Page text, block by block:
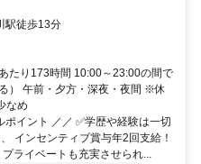
駅徒歩13分
たり173時間 10:00～23:00の間で
） 午前・夕方・深夜・夜間 ※休
なめ
イント ／／ ✅学歴や経験は一切
インセンティブ賞与年2回支給！
ライベートも充実させられ...